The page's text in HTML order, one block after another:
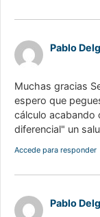
Pablo
Muchas gracias
espero que
cálculo acabando
diferencial" un
Accede para responder
Pablo